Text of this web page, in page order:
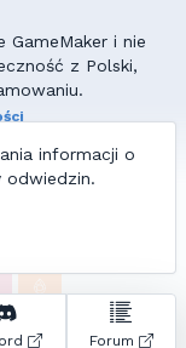
informacji o
odwiedzin.
Forum
i nie
z Polski,
bez zgody